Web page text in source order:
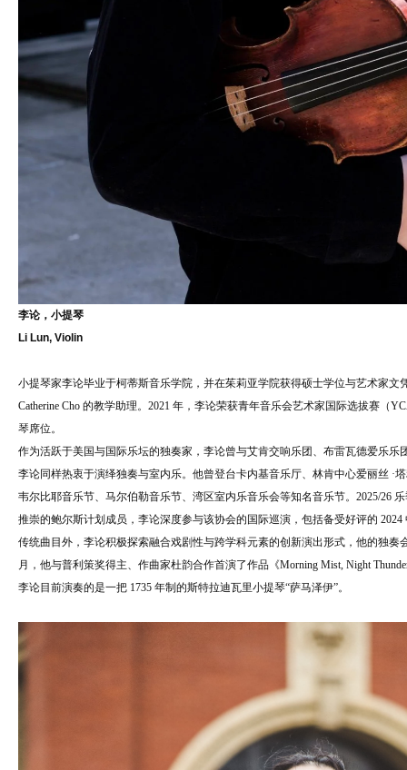
李论，小提琴
Li Lun, Violin
小提琴家李论毕业于柯蒂斯音乐学院，并在茱莉亚学院获得硕士学位与艺术家文
Catherine Cho 的教学助理。2021 年，李论荣获青年音乐会艺术家国际选拔赛（
琴席位。
作为活跃于美国与国际乐坛的独奏家，李论曾与艾肯交响乐团、布雷瓦德爱乐
李论同样热衷于演绎独奏与室内乐。他曾登台卡内基音乐厅、林肯中心爱丽丝
韦尔比耶音乐节、马尔伯勒音乐节、湾区室内乐音乐会等知名音乐节。2025/26
推崇的鲍尔斯计划成员，李论深度参与该协会的国际巡演，包括备受好评的 2024
传统曲目外，李论积极探索融合戏剧性与跨学科元素的创新演出形式，他的独奏
月，他与普利策奖得主、作曲家杜韵合作首演了作品《Morning Mist, Night
李论目前演奏的是一把 1735 年制的斯特拉迪瓦里小提琴“萨马泽伊”。